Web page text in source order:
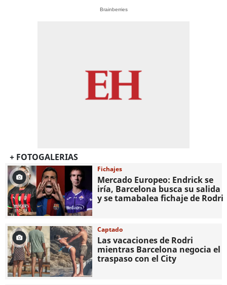
Brainberries
+ FOTOGALERIAS
Fichajes
Mercado Europeo: Endrick se
iría, Barcelona busca su salida
y se tamabalea fichaje de Rodri
Captado
Las vacaciones de Rodri
mientras Barcelona negocia el
traspaso con el City